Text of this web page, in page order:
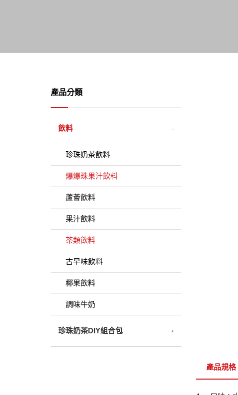
產品分類
飲料
珍珠奶茶飲料
爆爆珠果汁飲料
蘆薈飲料
果汁飲料
茶類飲料
古早味飲料
椰果飲料
調味牛奶
珍珠奶茶DIY組合包
產品規格